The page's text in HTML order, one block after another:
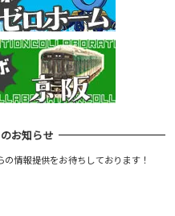
お知らせ
情報提供をお待ちしております！